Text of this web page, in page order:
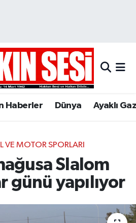
Haberler Dünya Ayaklı
VE MOTOR SPORLARI
Slalom
günü yapılıyor